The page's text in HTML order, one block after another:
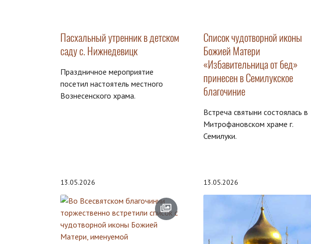
Пасхальный утренник в детском
саду с. Нижнедевицк
Праздничное мероприятие
посетил настоятель местного
Вознесенского храма.
Список чудотворной иконы
Божией Матери
«Избавительница от бед»
принесен в Семилукское
благочиние
Встреча святыни состоялась в
Митрофановском храме г.
Семилуки.
13.05.2026 13.05.2026